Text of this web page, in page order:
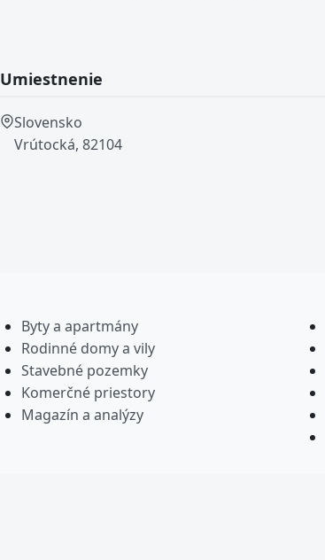
Umiestnenie
Slovensko
Vrútocká, 82104
Byty a apartmány
Rodinné domy a vily
Stavebné pozemky
Komerčné priestory
Magazín a analýzy